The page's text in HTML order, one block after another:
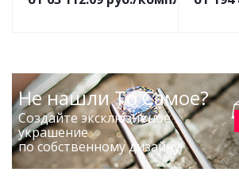
Не нашли То Самое?
Создайте эксклюзивное
украшение
по собственному дизайну!